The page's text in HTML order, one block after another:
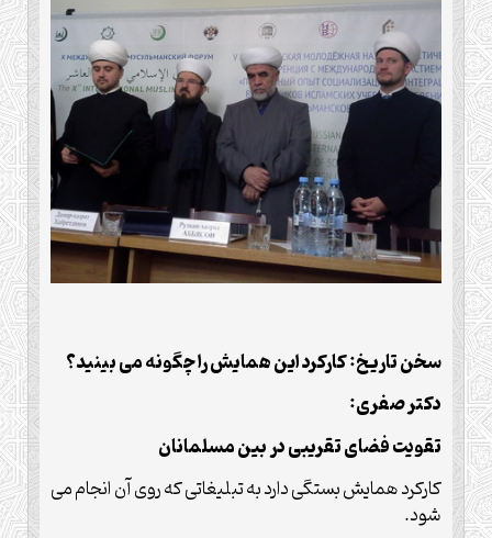
سخن تاریخ: کارکرد این همایش را چگونه می بینید؟
دکتر صفری:
تقویت فضای تقریبی در بین مسلمانان
کارکرد همایش بستگی دارد به تبلیغاتی که روی آن انجام می
شود.